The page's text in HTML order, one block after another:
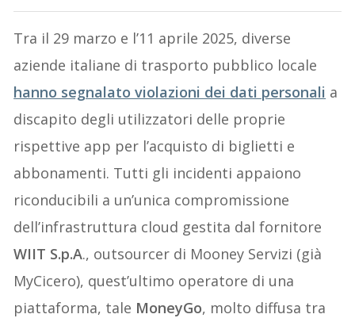
Tra il 29 marzo e l’11 aprile 2025, diverse
aziende italiane di trasporto pubblico locale
hanno segnalato violazioni dei dati personali a
discapito degli utilizzatori delle proprie
rispettive app per l’acquisto di biglietti e
abbonamenti. Tutti gli incidenti appaiono
riconducibili a un’unica compromissione
dell’infrastruttura cloud gestita dal fornitore
WIIT S.p.A., outsourcer di Mooney Servizi (già
MyCicero), quest’ultimo operatore di una
piattaforma, tale MoneyGo, molto diffusa tra